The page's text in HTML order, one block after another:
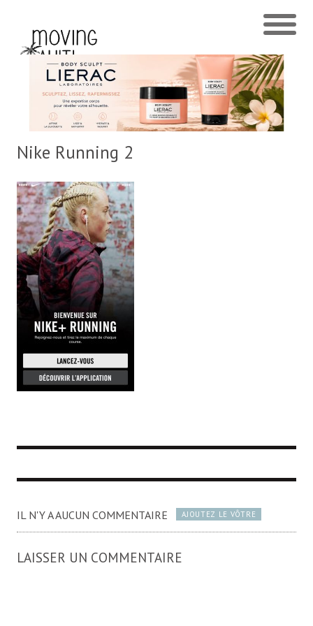
Nike Running 2
IL N'Y A AUCUN COMMENTAIRE AJOUTEZ LE VÔTRE
LAISSER UN COMMENTAIRE